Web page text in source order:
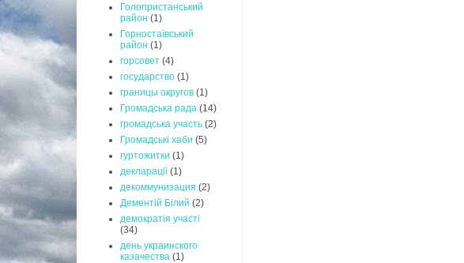
Голопристанський
район (1)
Горностаївський
район (1)
горсовет (4)
государство (1)
границы округов (1)
Громадська рада (14)
громадська участь (2)
Громадські хаби (5)
гуртожитки (1)
декларації (1)
декоммунизация (2)
Дементій Білий (2)
демократія участі
(34)
день украинского
казачества (1)